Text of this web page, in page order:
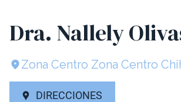
Dra. Nallely
Zona Centro Zona Centro
DIRECCIONES